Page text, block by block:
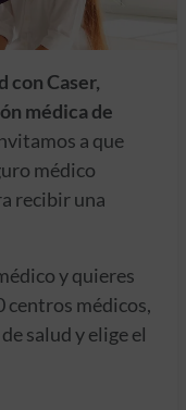
con Caser,
médica de
a que
médico
recibir una
y quieres
centros médicos,
salud y elige el